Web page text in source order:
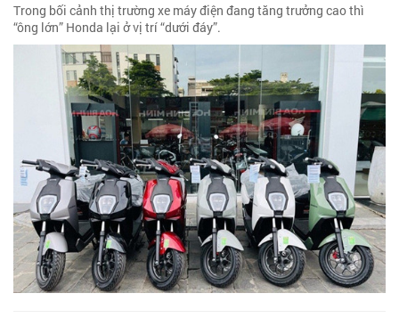
Trong bối cảnh thị trường xe máy điện đang tăng trưởng cao thì
“ông lớn” Honda lại ở vị trí “dưới đáy”.